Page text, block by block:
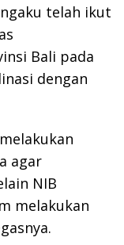
telah ikut
Bali pada
dengan
agar
NIB
melakukan